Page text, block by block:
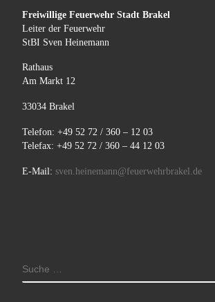
Freiwillige Feuerwehr Stadt Brakel
Leiter der Feuerwehr
StBI Sven Heinemann
Rathaus
Am Markt 12
33034 Brakel
Telefon: +49 52 72 / 360 – 12 03
Telefax: +49 52 72 / 360 – 44 12 03
E-Mail: sven.heinemann@feuerwehrbrakel.de
SUCHE